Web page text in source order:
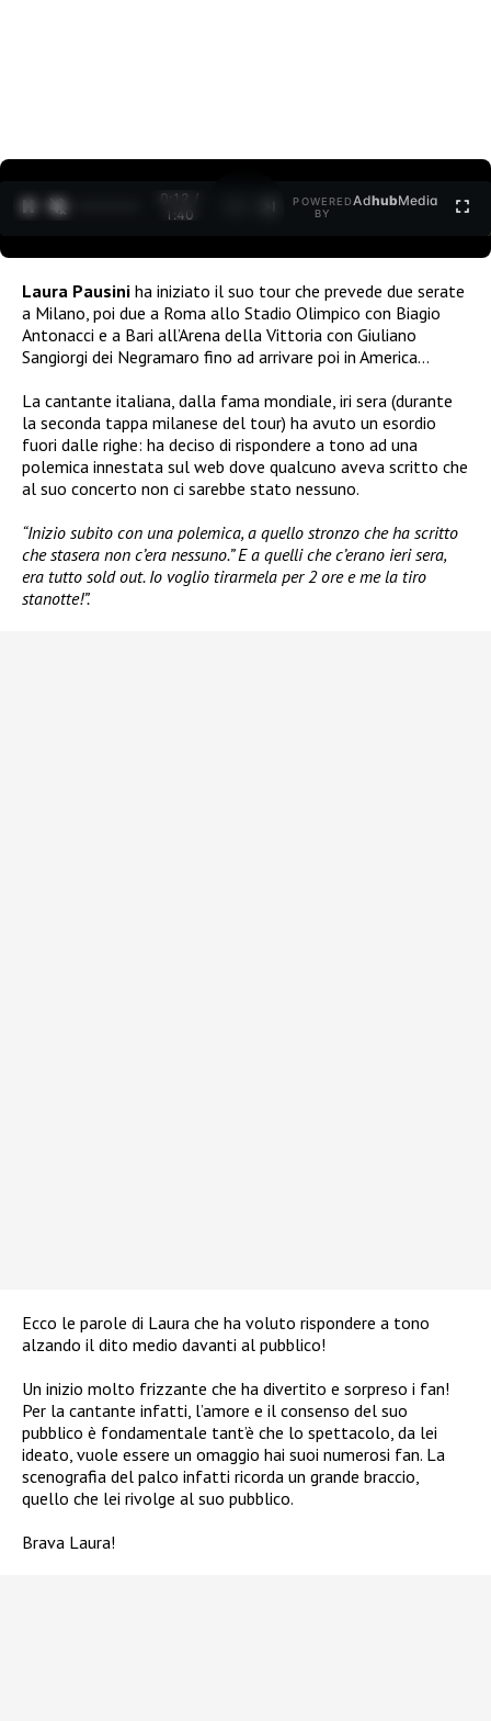
0:12 /
1:40
POWERED
BY
AdhubMedia
Laura Pausini ha iniziato il suo tour che prevede due serate
a Milano, poi due a Roma allo Stadio Olimpico con Biagio
Antonacci e a Bari all’Arena della Vittoria con Giuliano
Sangiorgi dei Negramaro fino ad arrivare poi in America…
La cantante italiana, dalla fama mondiale, iri sera (durante
la seconda tappa milanese del tour) ha avuto un esordio
fuori dalle righe: ha deciso di rispondere a tono ad una
polemica innestata sul web dove qualcuno aveva scritto che
al suo concerto non ci sarebbe stato nessuno.
“Inizio subito con una polemica, a quello stronzo che ha scritto
che stasera non c’era nessuno.” E a quelli che c’erano ieri sera,
era tutto sold out. Io voglio tirarmela per 2 ore e me la tiro
stanotte!”.
Ecco le parole di Laura che ha voluto rispondere a tono
alzando il dito medio davanti al pubblico!
Un inizio molto frizzante che ha divertito e sorpreso i fan!
Per la cantante infatti, l’amore e il consenso del suo
pubblico è fondamentale tant’è che lo spettacolo, da lei
ideato, vuole essere un omaggio hai suoi numerosi fan. La
scenografia del palco infatti ricorda un grande braccio,
quello che lei rivolge al suo pubblico.
Brava Laura!